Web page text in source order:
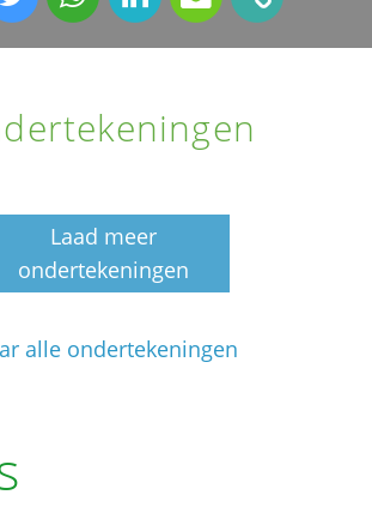
Laad meer
ondertekeningen
alle ondertekeningen